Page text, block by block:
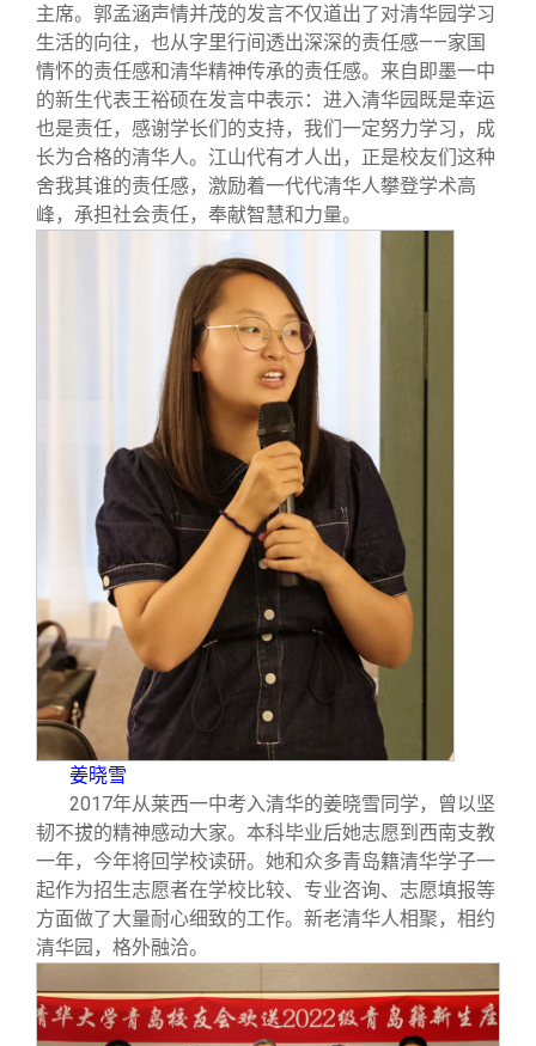
主席。郭孟涵声情并茂的发言不仅道出了对清华园学习
生活的向往，也从字里行间透出深深的责任感——家国
情怀的责任感和清华精神传承的责任感。来自即墨一中
的新生代表王裕硕在发言中表示：进入清华园既是幸运
也是责任，感谢学长们的支持，我们一定努力学习，成
长为合格的清华人。江山代有才人出，正是校友们这种
舍我其谁的责任感，激励着一代代清华人攀登学术高
峰，承担社会责任，奉献智慧和力量。
姜晓雪
2017年从莱西一中考入清华的姜晓雪同学，曾以坚
韧不拔的精神感动大家。本科毕业后她志愿到西南支教
一年，今年将回学校读研。她和众多青岛籍清华学子一
起作为招生志愿者在学校比较、专业咨询、志愿填报等
方面做了大量耐心细致的工作。新老清华人相聚，相约
清华园，格外融洽。